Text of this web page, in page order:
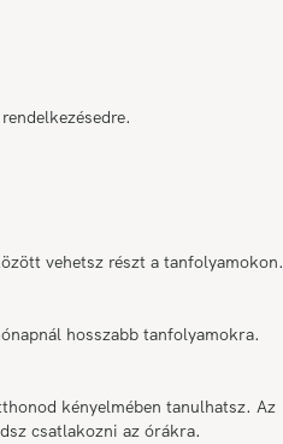
vehetsz részt a tanfolyamokon.
hosszabb tanfolyamokra.
kényelmében tanulhatsz. Az
csatlakozni az órákra.